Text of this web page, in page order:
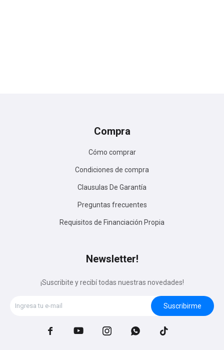
Compra
Cómo comprar
Condiciones de compra
Clausulas De Garantía
Preguntas frecuentes
Requisitos de Financiación Propia
Newsletter!
¡Suscribite y recibí todas nuestras novedades!
Suscribirme
    